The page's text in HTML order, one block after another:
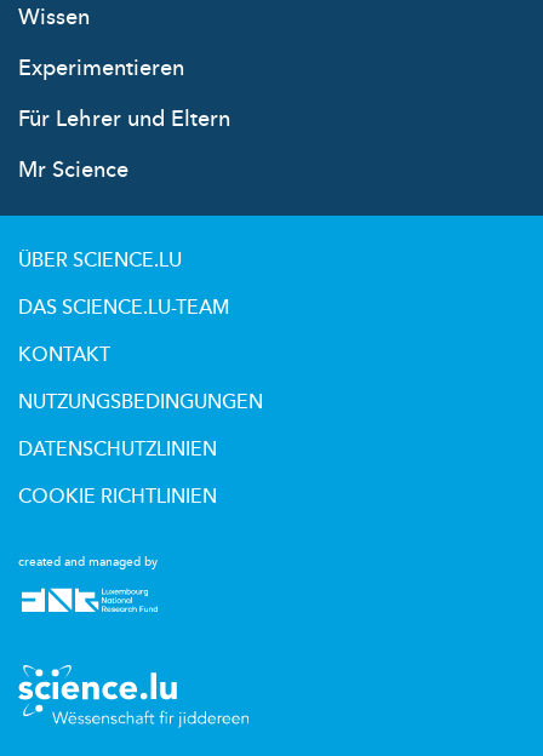
Wissen
Experimentieren
Für Lehrer und Eltern
Mr Science
created and managed by
ÜBER SCIENCE.LU
DAS SCIENCE.LU-TEAM
KONTAKT
NUTZUNGSBEDINGUNGEN
DATENSCHUTZLINIEN
COOKIE RICHTLINIEN